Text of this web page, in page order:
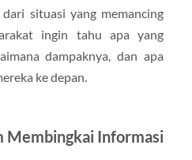
situasi yang memancing
ingin tahu apa yang
dampaknya, dan apa
ke depan.
Membingkai Informasi